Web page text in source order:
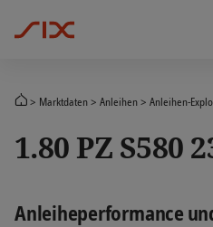
Marktdaten Anleihen Anleihen-
1.80 PZ S580
Anleiheperformance